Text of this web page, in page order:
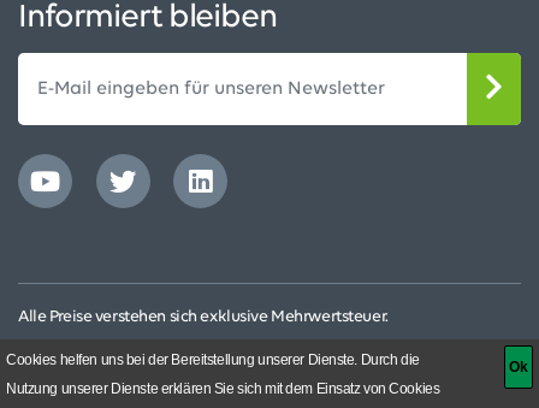
Informiert bleiben
Alle Preise verstehen sich exklusive Mehrwertsteuer.